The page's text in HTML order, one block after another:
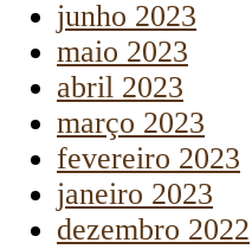
junho 2023
maio 2023
abril 2023
março 2023
fevereiro 2023
janeiro 2023
dezembro 2022